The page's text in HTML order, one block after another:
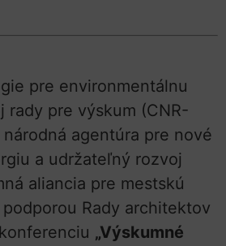
pre environmentálnu
rady pre výskum (CNR-
národná agentúra pre nové
a udržateľný rozvoj
aliancia pre mestskú
podporou Rady architektov
„Výskumné